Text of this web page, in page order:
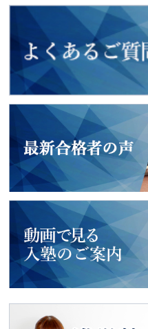
よくあるご質問
2018年度入試
最新合格者の声
入塾のご案内